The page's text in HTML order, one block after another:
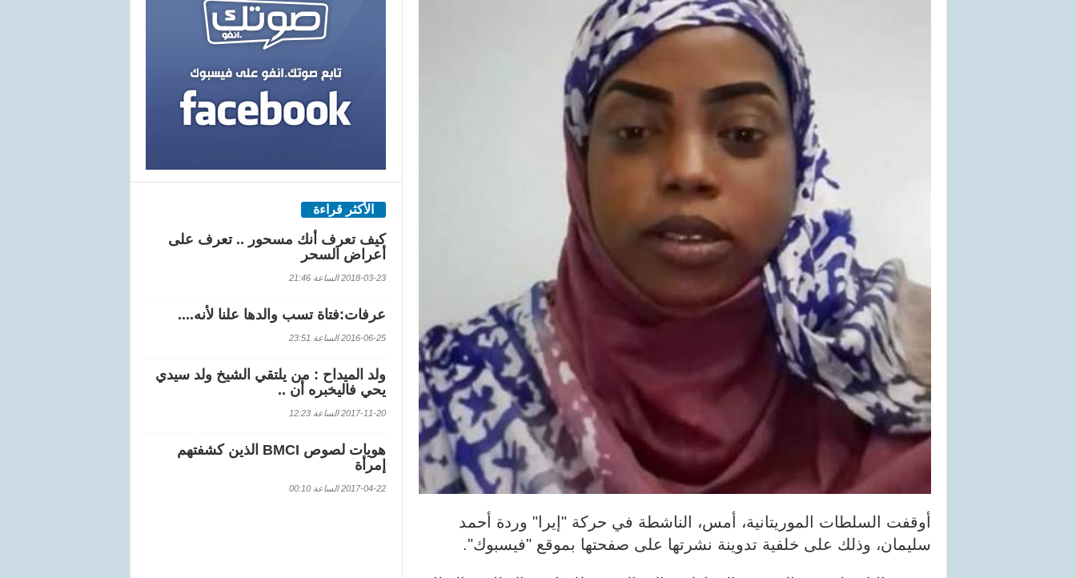
أوقفت السلطات الموريتانية، أمس، الناشطة في حركة "إيرا" وردة أحمد
سليمان، وذلك على خلفية تدوينة نشرتها على صفحتها بموقع "فيسبوك".
الأكثر قراءة
كيف تعرف أنك مسحور .. تعرف على
أعراض السحر
2018-03-23 الساعة 21:46
عرفات:فتاة تسب والدها علنا لأنه....
2016-06-25 الساعة 23:51
ولد الميداح : من يلتقي الشيخ ولد سيدي
يحي فاليخبره أن ..
2017-11-20 الساعة 12:23
هويات لصوص BMCI الذين كشفتهم
إمرأة
2017-04-22 الساعة 00:10